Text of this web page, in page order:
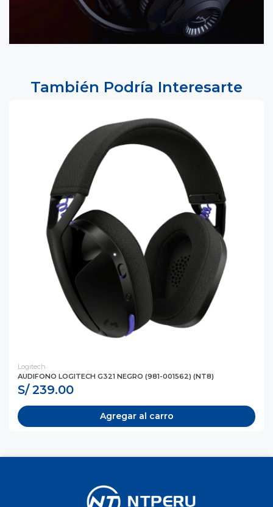
También Podría Interesarte
Logitech
AUDIFONO LOGITECH G321 NEGRO (981-001562) (NT8)
S/ 239.00
Agregar al carro